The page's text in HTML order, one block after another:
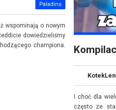
Paladins
wspominają o nowym
dowiedzieliśmy
championa.
I choć dla
często ze